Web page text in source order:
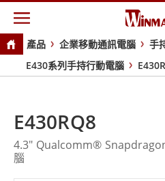
產品 企業移動通訊電腦
手
E430系列手持行動電腦
E430RQ8
4.3" Qualcomm®
腦